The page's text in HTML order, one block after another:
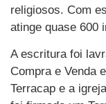
religiosos. Com
atinge quase 600
A escritura foi
Compra e Venda
Terracap e a